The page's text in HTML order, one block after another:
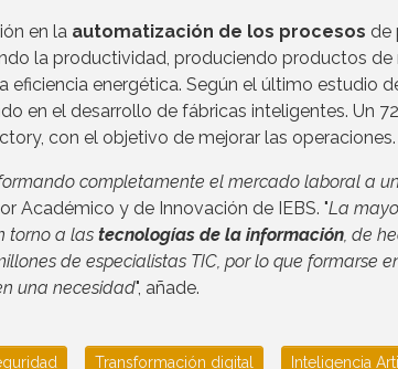
en la automatización de los procesos de
la productividad, produciendo productos
energética. Según el último estudio
en el desarrollo de fábricas inteligentes. Un
con el objetivo de mejorar las operaciones.
completamente el mercado laboral a
Académico y de Innovación de IEBS. "La
torno a las tecnologías de la información, de
de especialistas TIC, por lo que formarse
una necesidad", añade.
Transformación digital Inteligencia